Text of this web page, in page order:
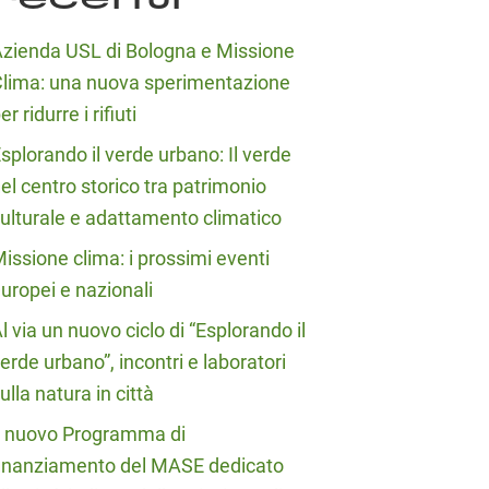
USL di Bologna e Missione
una nuova sperimentazione
ridurre i rifiuti
il verde urbano: Il verde
centro storico tra patrimonio
e adattamento climatico
clima: i prossimi eventi
e nazionali
via un nuovo ciclo di “Esplorando il
urbano”, incontri e laboratori
natura in città
nuovo Programma di
del MASE dedicato